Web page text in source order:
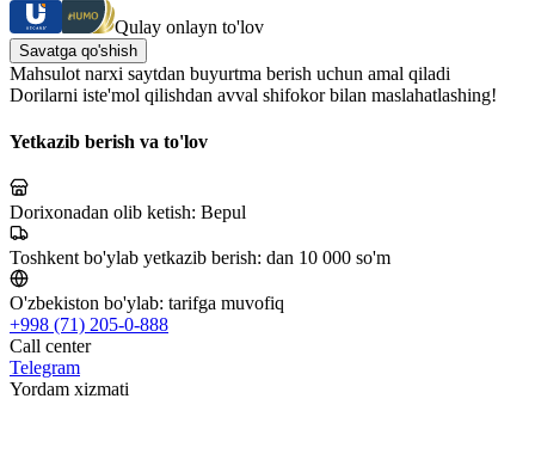
Qulay onlayn to'lov
Savatga qo'shish
Mahsulot narxi saytdan buyurtma berish uchun amal qiladi
Dorilarni iste'mol qilishdan avval shifokor bilan maslahatlashing!
Yetkazib berish va to'lov
Dorixonadan olib ketish: Bepul
Toshkent bo'ylab yetkazib berish: dan 10 000 so'm
O'zbekiston bo'ylab: tarifga muvofiq
+998 (71) 205-0-888
Call center
Telegram
Yordam xizmati